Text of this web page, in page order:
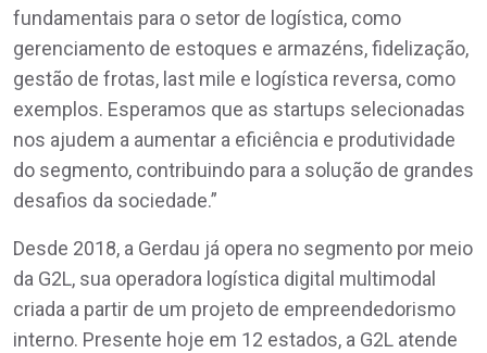
fundamentais para o setor de logística, como
gerenciamento de estoques e armazéns, fidelização,
gestão de frotas, last mile e logística reversa, como
exemplos. Esperamos que as startups selecionadas
nos ajudem a aumentar a eficiência e produtividade
do segmento, contribuindo para a solução de grandes
desafios da sociedade.”
Desde 2018, a Gerdau já opera no segmento por meio
da G2L, sua operadora logística digital multimodal
criada a partir de um projeto de empreendedorismo
interno. Presente hoje em 12 estados, a G2L atende